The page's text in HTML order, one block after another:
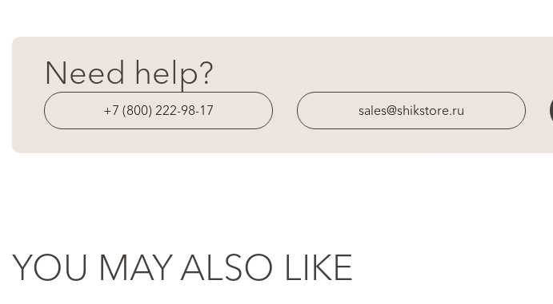
Need help?
+7 (800) 222-98-17 sales@shikstore.ru
YOU MAY ALSO LIKE